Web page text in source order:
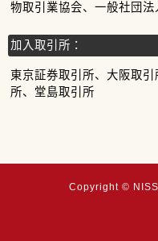
物取引業協会、一般社団
加入取引所：
東京証券取引所、大阪取
所、堂島取引所
Copyright ©